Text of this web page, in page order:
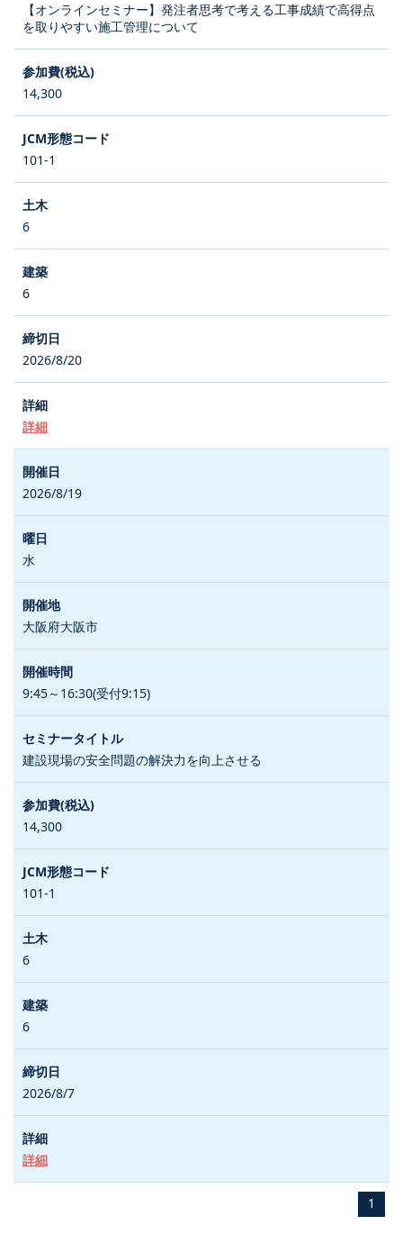
【オンラインセミナー】発注者思考で考える工事成績で高得点
を取りやすい施工管理について
14,300
101-1
6
6
2026/8/20
詳細
2026/8/19
水
大阪府大阪市
9:45～16:30(受付9:15)
建設現場の安全問題の解決力を向上させる
14,300
101-1
6
6
2026/8/7
詳細
1